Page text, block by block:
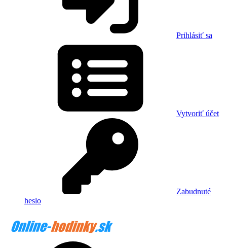
Prihlásiť sa
Vytvoriť účet
Zabudnuté
heslo